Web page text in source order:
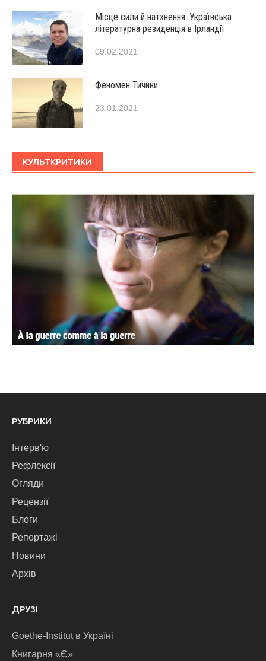
Місце сили й натхнення. Українська
літературна резиденція в Ірландії
09.02.2021
Феномен Тичини
23.01.2021
КУЛЬТКРИТИКИ
РУБРИКИ
Інтерв'ю
Рефлексії
Огляди
Рецензії
Блоги
Репортажі
Новини
Архів
ДРУЗІ
Goethe-Institut в Україні
Книгарня «Є»